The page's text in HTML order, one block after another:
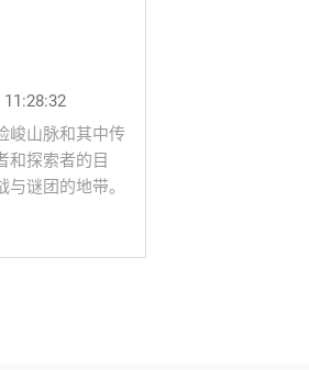
11:28:32
峻山脉和其中传
和探索者的目
谜团的地带。